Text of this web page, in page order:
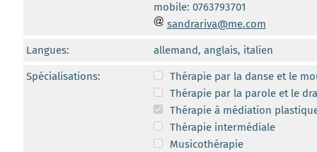
mobile: 0763793701
sandrariva@me.com
Langues: allemand, anglais, italien
Spécialisations:
Thérapie par la danse et le
Thérapie par la parole et le
Thérapie à médiation
Thérapie intermédiale
Musicothérapie